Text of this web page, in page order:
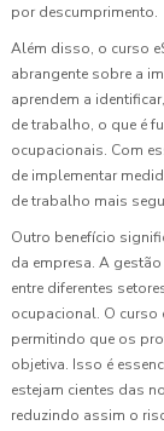
por descumprimento.
Além disso, o curso
abrangente sobre a
aprendem a
de trabalho, o que é
ocupacionais. Com
de implementar
de trabalho mais
Outro benefício
da empresa. A
entre diferentes
ocupacional. O curso
permitindo que os
objetiva. Isso é
estejam cientes das
reduzindo assim o